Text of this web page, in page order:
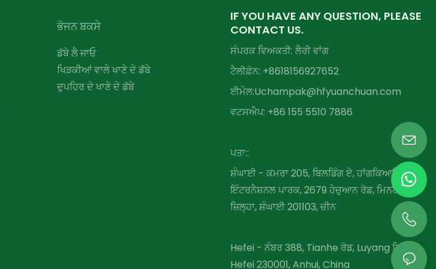
ਭੋਜਨ ਬਕਸੇ
ਡੱਬੇ ਲੈ ਜਾਓ
ਖਿੜਕੀਆਂ ਵਾਲੇ ਖਾਣੇ ਦੇ ਡੱਬੇ
ਦੁਪਹਿਰ ਦੇ ਖਾਣੇ ਦੇ ਡੱਬੇ
IF YOU HAVE ANY QUESTION, PLEASE
CONTACT US.
ਸੰਪਰਕ ਵਿਅਕਤੀ: ਲੈਰੀ ਵਾਂਗ
ਟੈਲੀਫ਼ੋਨ: +8618156927652
ਈਮੇਲ:Uchampak@hfyuanchuan.com
ਵਟਸਐਪ: +86 155 5510 7886
ਪਤਾ::
ਸ਼ੰਘਾਈ - ਕਮਰਾ 205, ਬਿਲਡਿੰਗ ਏ, ਹਾਂਗਕਿਆਓ ਵੈਂਚਰ
ਇੰਟਰਨੈਸ਼ਨਲ ਪਾਰਕ, ​​2679 ਹੇਚੁਆਨ ਰੋਡ, ਮਿਨਹਾਂਗ
ਜ਼ਿਲ੍ਹਾ, ਸ਼ੰਘਾਈ 201103, ਚੀਨ
Hefei - ਨੰਬਰ 388, Tianhe ਰੋਡ, Luyang ਜ਼ਿਲ੍ਹਾ,
Hefei 230001, Anhui, China